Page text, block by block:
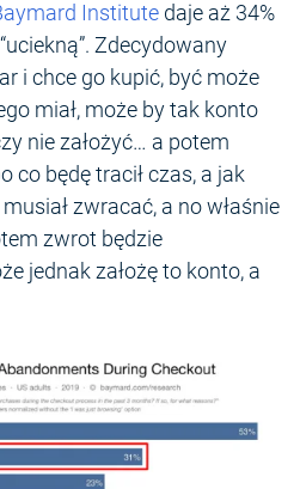
Institute daje aż 34%
Zdecydowany
i chce go kupić, być może
miał, może by tak konto
nie założyć… a potem
co będę tracił czas, a jak
zwracać, a no właśnie
zwrot będzie
jednak założę to konto, a